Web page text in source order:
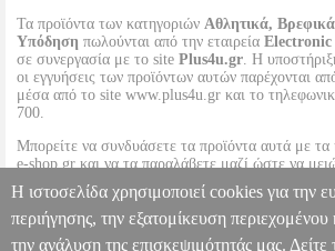
Τα προϊόντα των κατηγοριών Αθλητικά,
Υπόδηση πωλούνται από την εταιρεία
σε συνεργασία με το site Plus4u.gr. Η
οι εγγυήσεις των προϊόντων αυτών παρέχονται
μέσα από το site www.plus4u.gr και το
700.
Μπορείτε να συνδυάσετε τα προϊόντα αυτά με τα
e-shop.gr και να τα παραλάβετε μαζί ώστε να
αποστολής. Μπορείτε επίσης να παραλάβετε από
point με μηδενικά έξοδα αποστολής ανεξαρτήτως
Η ιστοσελίδα χρησιμοποιεί cookies για την
περιήγησης, την εξατομίκευση περιεχομένου
την ανάλυση της επισκεψιμότητάς μας.